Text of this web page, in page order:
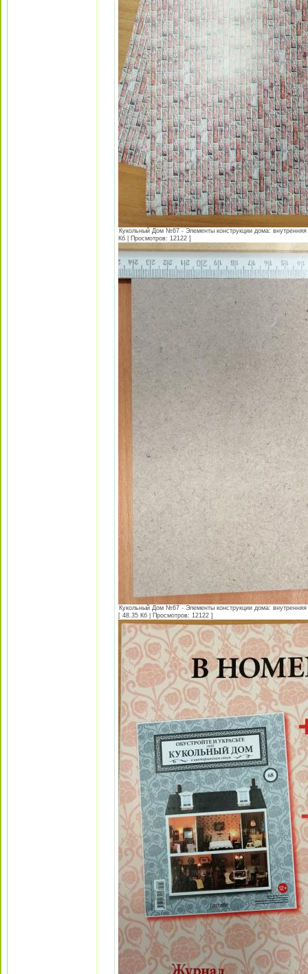
Кукольный Дом №67 - Элементы конструкции дома:
Кб | Просмотров: 12122 ]
Кукольный Дом №67 - Элементы конструкции дома:
[ 48.35 Кб | Просмотров: 12122 ]